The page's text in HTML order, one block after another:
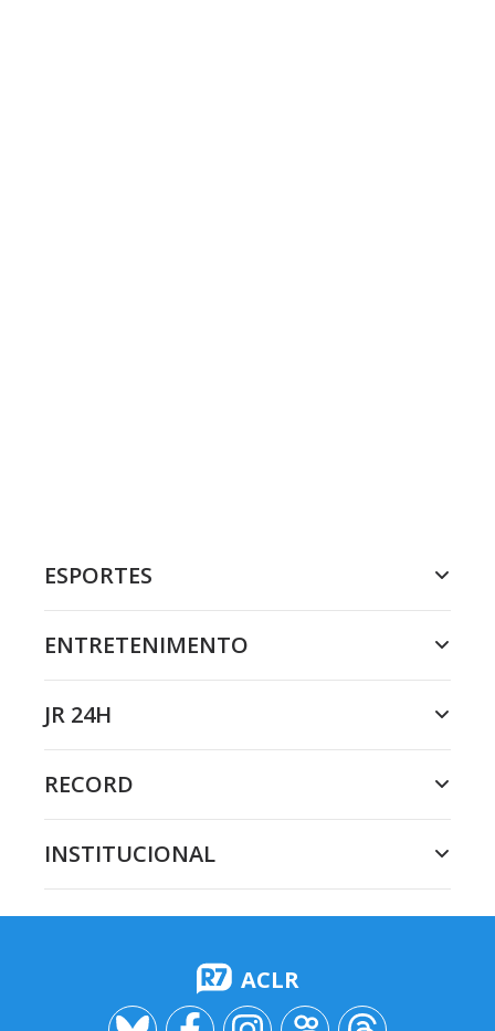
ESPORTES
ENTRETENIMENTO
JR 24H
RECORD
INSTITUCIONAL
ACLR